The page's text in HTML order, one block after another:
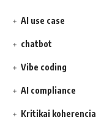
AI use case
chatbot
Vibe coding
AI compliance
Kritikai koherencia